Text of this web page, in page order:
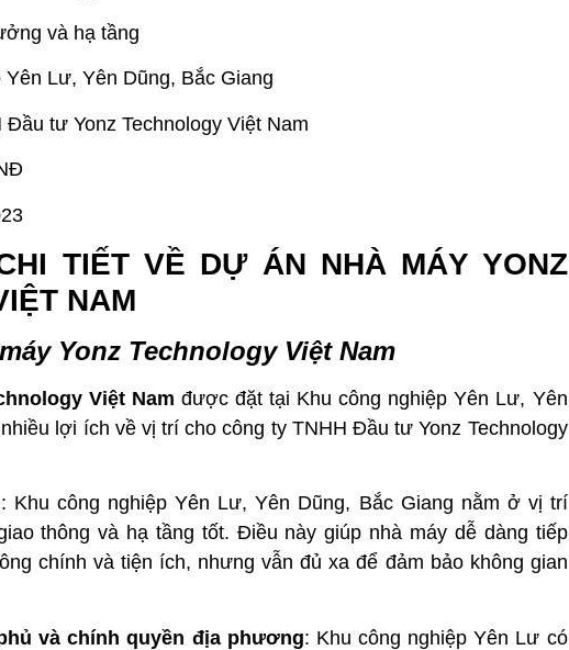
và hạ tầng
Lư, Yên Dũng, Bắc Giang
tư Yonz Technology Việt Nam
TIẾT VỀ DỰ ÁN NHÀ MÁY YONZ
NAM
Yonz Technology Việt Nam
Việt Nam được đặt tại Khu công nghiệp Yên Lư, Yên
lợi ích về vị trí cho công ty TNHH Đầu tư Yonz Technology
: Khu công nghiệp Yên Lư, Yên Dũng, Bắc Giang nằm ở vị trí
thông và hạ tầng tốt. Điều này giúp nhà máy dễ dàng tiếp
chính và tiện ích, nhưng vẫn đủ xa để đảm bảo không gian
và chính quyền địa phương: Khu công nghiệp Yên Lư có